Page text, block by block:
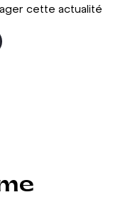
cette actualité